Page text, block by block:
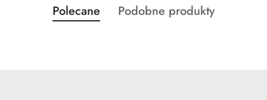
Pomiń karuzelę produktów
Produkty
o
Polecane
Produkty
Podobne produkty